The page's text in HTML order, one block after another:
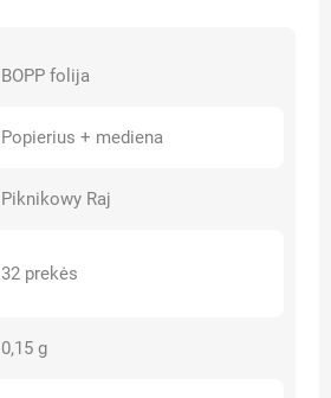
BOPP folija
Popierius + mediena
Piknikowy Raj
32 prekės
0,15 g